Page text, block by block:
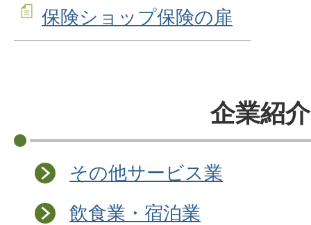
保険ショップ保険の扉
企業紹介
その他サービス業
飲食業・宿泊業